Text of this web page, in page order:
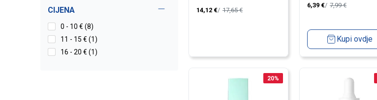
CIJENA
0 - 10 € (8)
11 - 15 € (1)
16 - 20 € (1)
14,12 € 17,65€
6,39 € 7,99€
Kupi ovdje
20%